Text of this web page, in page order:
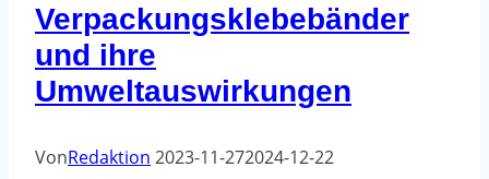
Verpackungsklebebänder
und ihre
Umweltauswirkungen
VonRedaktion 2023-11-272024-12-22